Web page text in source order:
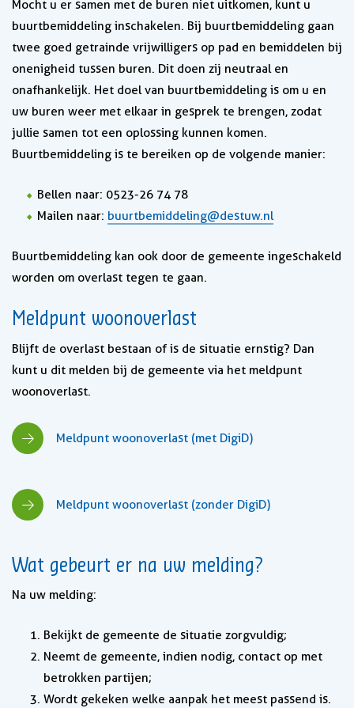
Mocht u er samen met de buren niet uitkomen, kunt u
buurtbemiddeling inschakelen. Bij buurtbemiddeling gaan
twee goed getrainde vrijwilligers op pad en bemiddelen bij
onenigheid tussen buren. Dit doen zij neutraal en
onafhankelijk. Het doel van buurtbemiddeling is om u en
uw buren weer met elkaar in gesprek te brengen, zodat
jullie samen tot een oplossing kunnen komen.
Buurtbemiddeling is te bereiken op de volgende manier:
Bellen naar: 0523-26 74 78
Mailen naar: buurtbemiddeling@destuw.nl
Buurtbemiddeling kan ook door de gemeente ingeschakeld
worden om overlast tegen te gaan.
Meldpunt woonoverlast
Blijft de overlast bestaan of is de situatie ernstig? Dan
kunt u dit melden bij de gemeente via het meldpunt
woonoverlast.
Meldpunt woonoverlast (met DigiD)
Meldpunt woonoverlast (zonder DigiD)
Wat gebeurt er na uw melding?
Na uw melding:
Bekijkt de gemeente de situatie zorgvuldig;
Neemt de gemeente, indien nodig, contact op met
betrokken partijen;
Wordt gekeken welke aanpak het meest passend is.